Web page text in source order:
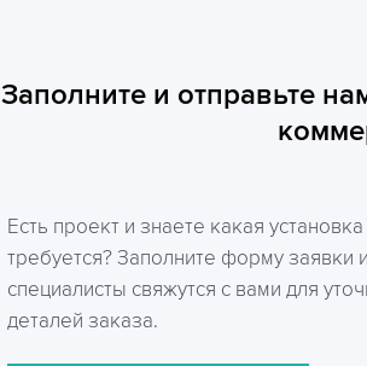
Заполните и отправьте
Есть проект и знаете какая установка
требуется? Заполните форму заявки
специалисты свяжутся с вами для
деталей заказа.